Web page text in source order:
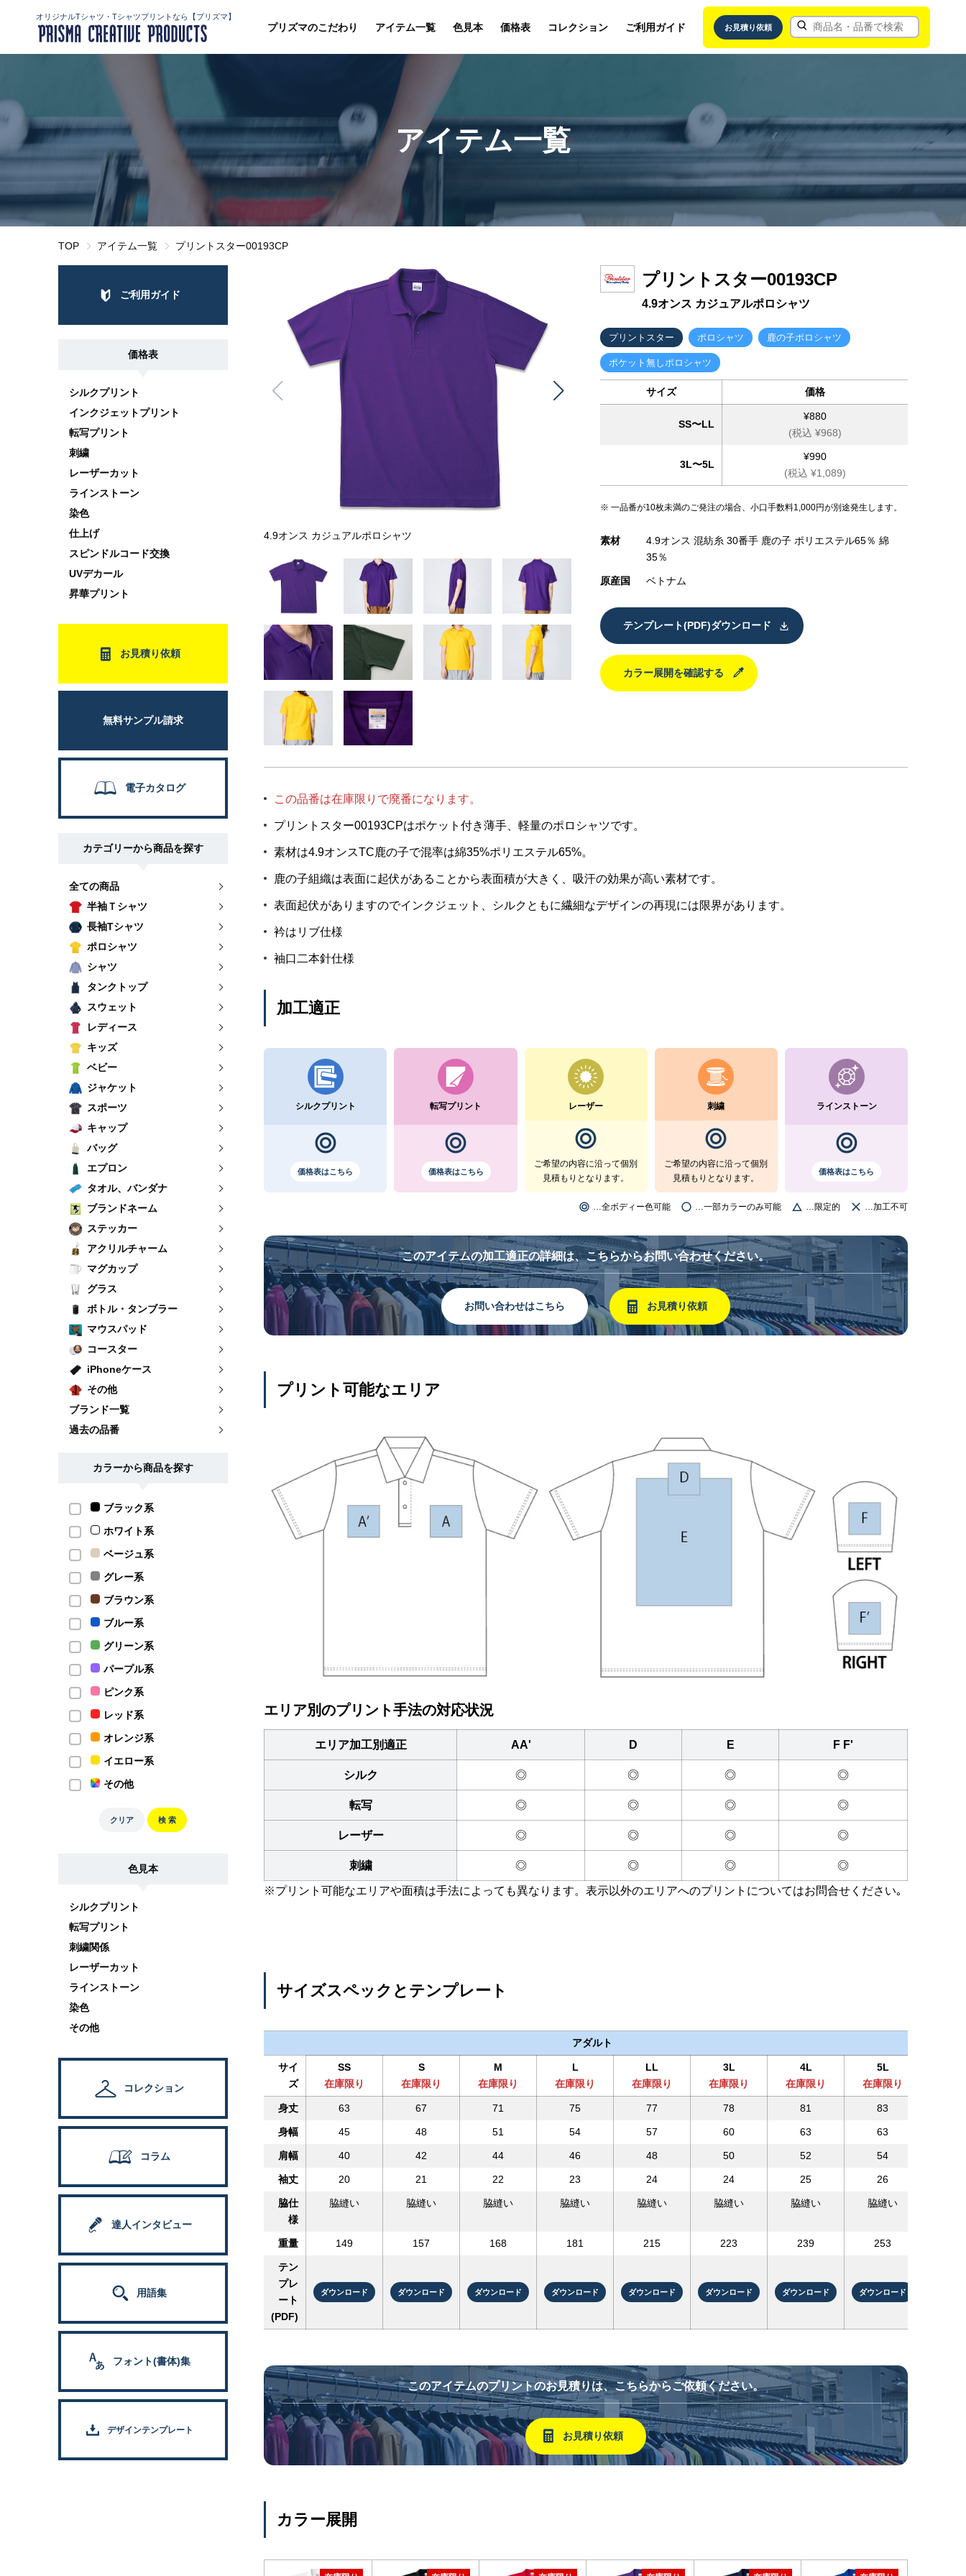
オリジナルTシャツ・Tシャツプリントなら【プリズマ】
プリズマのこだわり アイテム一覧 色見本 価格表 コレクション ご利用ガイド お見積り依頼
アイテム一覧
TOP アイテム一覧 プリントスター00193CP
ご利用ガイド
価格表
シルクプリント
インクジェットプリント
転写プリント
刺繍
レーザーカット
ラインストーン
染色
仕上げ
スピンドルコード交換
UVデカール
昇華プリント
お見積り依頼
無料サンプル請求
電子カタログ
カテゴリーから商品を探す
全ての商品
半袖Ｔシャツ
長袖Tシャツ
ポロシャツ
シャツ
タンクトップ
スウェット
レディース
キッズ
ベビー
ジャケット
スポーツ
キャップ
バッグ
エプロン
タオル、バンダナ
ブランドネーム
ステッカー
アクリルチャーム
マグカップ
グラス
ボトル・タンブラー
マウスパッド
コースター
iPhoneケース
その他
ブランド一覧
過去の品番
カラーから商品を探す
ブラック系
ホワイト系
ベージュ系
グレー系
ブラウン系
ブルー系
グリーン系
パープル系
ピンク系
レッド系
オレンジ系
イエロー系
その他
クリア 検 索
色見本
シルクプリント
転写プリント
刺繍関係
レーザーカット
ラインストーン
染色
その他
コレクション
コラム
達人インタビュー
用語集
フォント(書体)集
デザインテンプレート
4.9オンス カジュアルポロシャツ
プリントスター00193CP
4.9オンス カジュアルポロシャツ
プリントスター ポロシャツ 鹿の子ポロシャツ
ポケット無しポロシャツ
サイズ 価格
SS〜LL
¥880
(税込 ¥968)
3L〜5L
¥990
(税込 ¥1,089)
※ 一品番が10枚未満のご発注の場合、小口手数料1,000円が別途発生します。
素材
4.9オンス 混紡糸 30番手 鹿の子 ポリエステル65％ 綿
35％
原産国 ベトナム
テンプレート(PDF)ダウンロード
カラー展開を確認する
この品番は在庫限りで廃番になります。
プリントスター00193CPはポケット付き薄手、軽量のポロシャツです。
素材は4.9オンスTC鹿の子で混率は綿35%ポリエステル65%。
鹿の子組織は表面に起伏があることから表面積が大きく、吸汗の効果が高い素材です。
表面起伏がありますのでインクジェット、シルクともに繊細なデザインの再現には限界があります。
衿はリブ仕様
袖口二本針仕様
加工適正
シルクプリント
価格表はこちら
転写プリント
価格表はこちら
レーザー
ご希望の内容に沿って個別
見積もりとなります。
刺繍
ご希望の内容に沿って個別
見積もりとなります。
ラインストーン
価格表はこちら
…全ボディー色可能 …一部カラーのみ可能 …限定的 …加工不可
このアイテムの加工適正の詳細は、こちらからお問い合わせください。
お問い合わせはこちら お見積り依頼
プリント可能なエリア
エリア別のプリント手法の対応状況
エリア加工別適正 AA' D E F F'
シルク ◎ ◎ ◎ ◎
転写 ◎ ◎ ◎ ◎
レーザー ◎ ◎ ◎ ◎
刺繍 ◎ ◎ ◎ ◎
※プリント可能なエリアや面積は手法によっても異なります。表示以外のエリアへのプリントについてはお問合せください｡
サイズスペックとテンプレート
アダルト
サイ
ズ
SS
在庫限り
S
在庫限り
M
在庫限り
L
在庫限り
LL
在庫限り
3L
在庫限り
4L
在庫限り
5L
在庫限り
身丈 63 67 71 75 77 78 81 83
身幅 45 48 51 54 57 60 63 63
肩幅 40 42 44 46 48 50 52 54
袖丈 20 21 22 23 24 24 25 26
脇仕
様
脇縫い 脇縫い 脇縫い 脇縫い 脇縫い 脇縫い 脇縫い 脇縫い
重量 149 157 168 181 215 223 239 253
テン
プレ
ート
(PDF)
ダウンロード ダウンロード ダウンロード ダウンロード ダウンロード ダウンロード ダウンロード ダウンロード
このアイテムのプリントのお見積りは、こちらからご依頼ください。
お見積り依頼
カラー展開